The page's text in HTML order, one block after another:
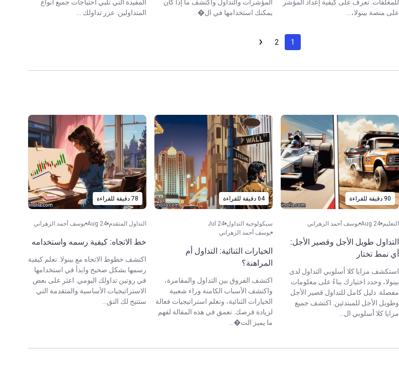
للمغلفات. تعرف على كيفية إعداد المؤشر
على منصة بينولا،...
المؤشرات والتداول واكتشف ما إذا كان
يمكنك استخدامها في ال�...
المفيدة التي تلبي احتياجات جميع أنواع
المتداولين. عزز تداولك ...
1
2
90 دقيقة للقراءة
التعليم Aug 24 يوسف أحمد الزهراني
التداول طويل الأجل وقصير الأجل:
أي نمط تختار
استكشف مزايا كلا أسلوبي التداول لدى
بينولا، وحدد اختيارك بناءً على معلومات
مفصلة. دليل كامل للتداول قصير الأجل
وطويل الأجل للمبتدئين. اكتشف جميع
مزايا كلا أسلوبي ال...
64 دقيقة للقراءة
سيكولوجية التداول Jul 24
يوسف أحمد الزهراني
الخيارات الثنائية: التداول أم
المراهنة؟
اكتشف الفروق بين التداول والمقامرة،
واكتشف الأسباب الكامنة وراء شعبية
الخيارات الثنائية، وتعلم استراتيجيات فعالة
لزيادة فرصك. تعمق في هذه المقالة لفهم
ما يميز الت�...
78 دقيقة للقراءة
التداول المتقدم Aug 24 يوسف أحمد الزهراني
خط الاتجاه: كيفية رسمه واستخدامه
اكتشف خطوط الاتجاه مع بينولا. تعلم كيفية
رسمها بشكل صحيح وابدأ في استخدامها
في روتين تداولك اليومي. اعثر على بعض
الاستراتيجيات الأساسية والمتقدمة التي
ستتيح لك التق...